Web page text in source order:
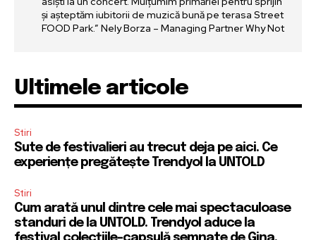
și așteptăm iubitorii de muzică bună pe terasa Street
FOOD Park.” Nely Borza – Managing Partner Why Not
Ultimele articole
Stiri
Sute de festivalieri au trecut deja pe aici. Ce
experiențe pregătește Trendyol la UNTOLD
Stiri
Cum arată unul dintre cele mai spectaculoase
standuri de la UNTOLD. Trendyol aduce la